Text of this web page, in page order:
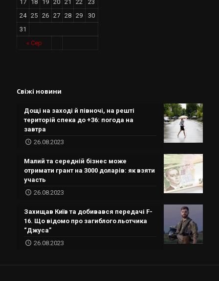
« Сер
17
18 19 20 21 22
23
24
25 26 27 28 29
30
31
Свіжі новини
Дощі на заході й півночі, на решті
територій спека до +36: погода на
завтра
26.08.2023
Малий та середній бізнес може
отримати грант на 3000 доларів: як взяти
участь
26.08.2023
Захищав Київ та добивався передачі F-
16. Що відомо про загиблого льотчика
“Джуса”
26.08.2023